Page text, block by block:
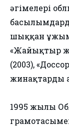
әңгімелері
шыққан
«Жайықтыр
(2003),
жинақтардың
1995 жылы